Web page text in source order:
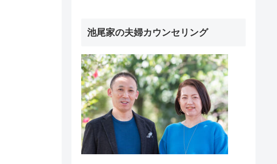
池尾家の夫婦カウンセリング